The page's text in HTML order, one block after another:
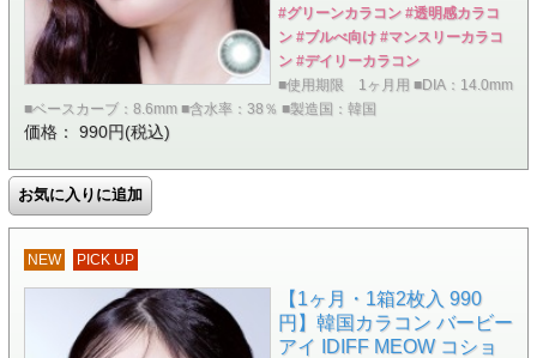
#グリーンカラコン #透明感カラコ
ン #ブルべ向け #マンスリーカラコ
ン #デイリーカラコン
■使用期限 1ヶ月用 ■DIA：14.0mm
■ベースカーブ：8.6mm ■含水率：38％ ■製造国：韓国
価格： 990円(税込)
NEW PICK UP
【1ヶ月・1箱2枚入 990
円】韓国カラコン バービー
アイ IDIFF MEOW コショ